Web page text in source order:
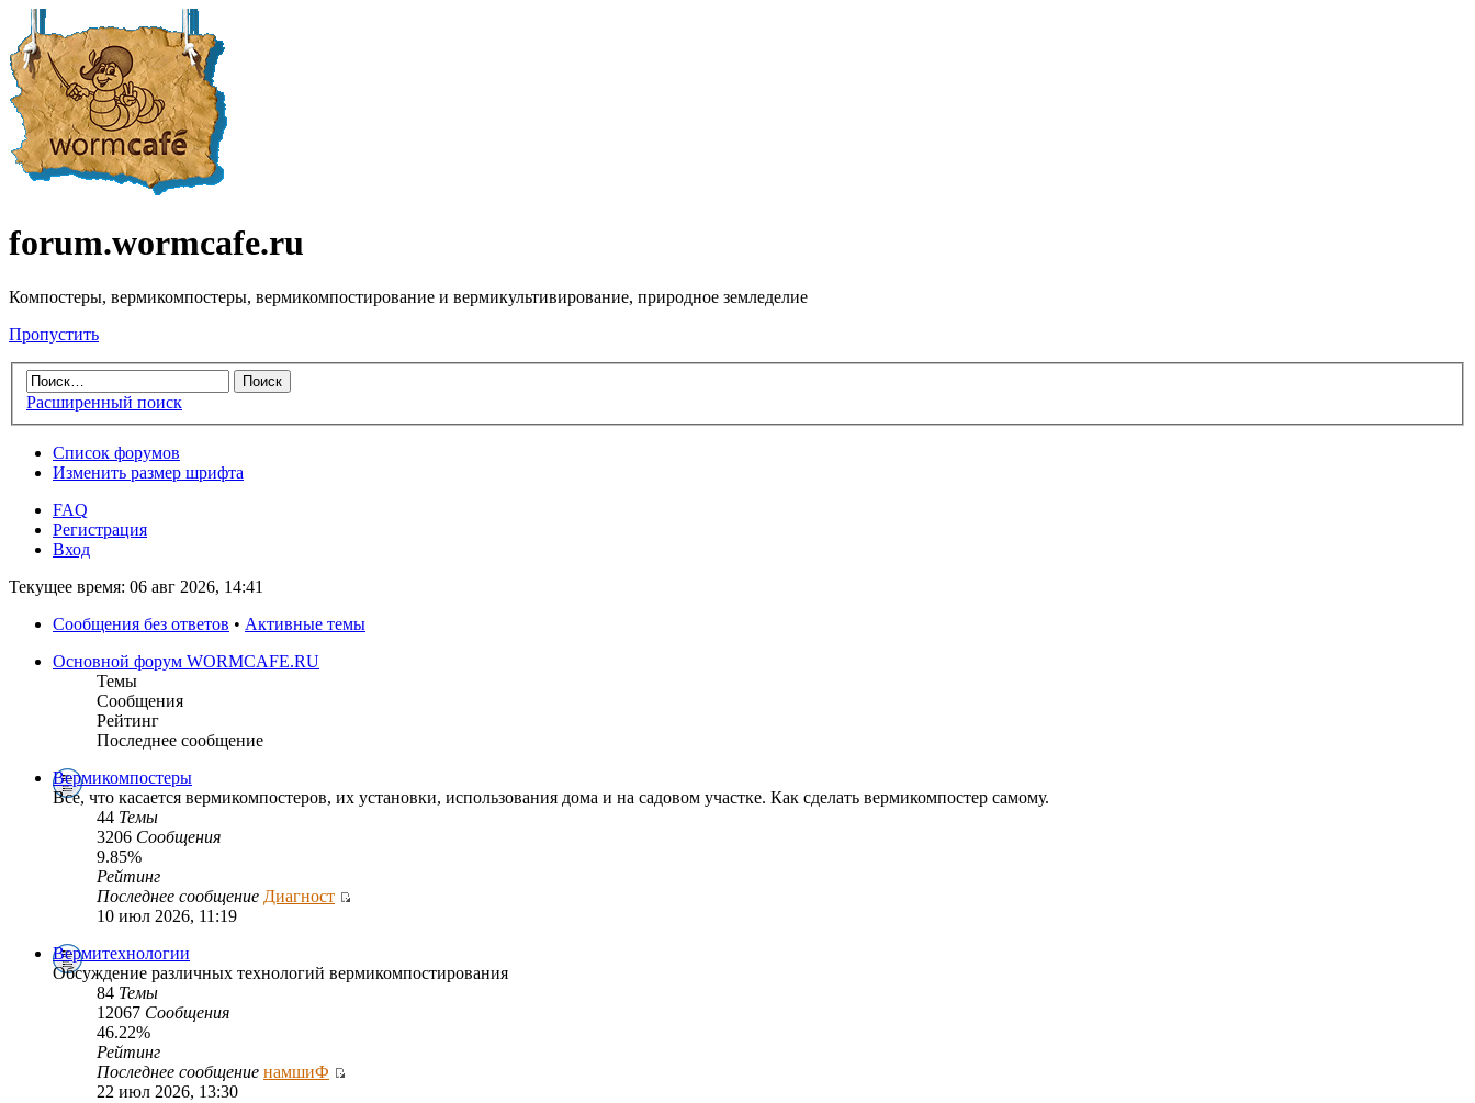
forum.wormcafe.ru
Компостеры, вермикомпостеры, вермикомпостирование и вермикультивирование, природное земледелие
Пропустить
Расширенный поиск
Список форумов
Изменить размер шрифта
FAQ
Регистрация
Вход
Текущее время: 06 авг 2026, 14:41
Сообщения без ответов • Активные темы
Основной форум WORMCAFE.RU
Темы
Сообщения
Рейтинг
Последнее сообщение
Вермикомпостеры
Все, что касается вермикомпостеров, их установки, использования дома и на садовом участке. Как сделать вермикомпостер самому.
44 Темы
3206 Сообщения
9.85%
Рейтинг
Последнее сообщение Диагност
10 июл 2026, 11:19
Вермитехнологии
Обсуждение различных технологий вермикомпостирования
84 Темы
12067 Сообщения
46.22%
Рейтинг
Последнее сообщение намшиФ
22 июл 2026, 13:30